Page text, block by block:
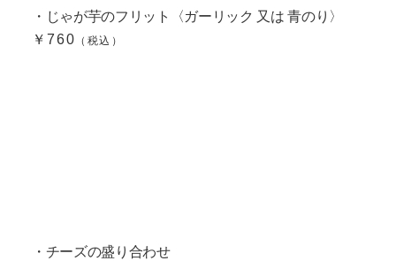
・じゃが芋のフリット〈ガーリック 又は 青のり〉
￥760 （税込）
・チーズの盛り合わせ